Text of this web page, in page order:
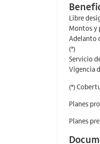
Libre
Montos y
Adelanto
(*)
Servicio
Vigencia
(*)
Planes
Planes